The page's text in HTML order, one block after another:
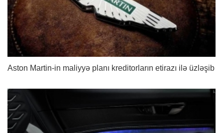
Aston Martin-in maliyyə planı kreditorların etirazı ilə üzləşib